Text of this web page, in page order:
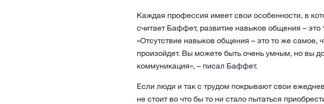
Каждая профессия имеет свои особенности, в
считает Баффет, развитие навыков общения – это
«Отсутствие навыков общения – это то же самое,
произойдет. Вы можете быть очень умным, но вы
коммуникация», – писал Баффет.
Если люди и так с трудом покрывают свои
не стоит во что бы то ни стало пытаться